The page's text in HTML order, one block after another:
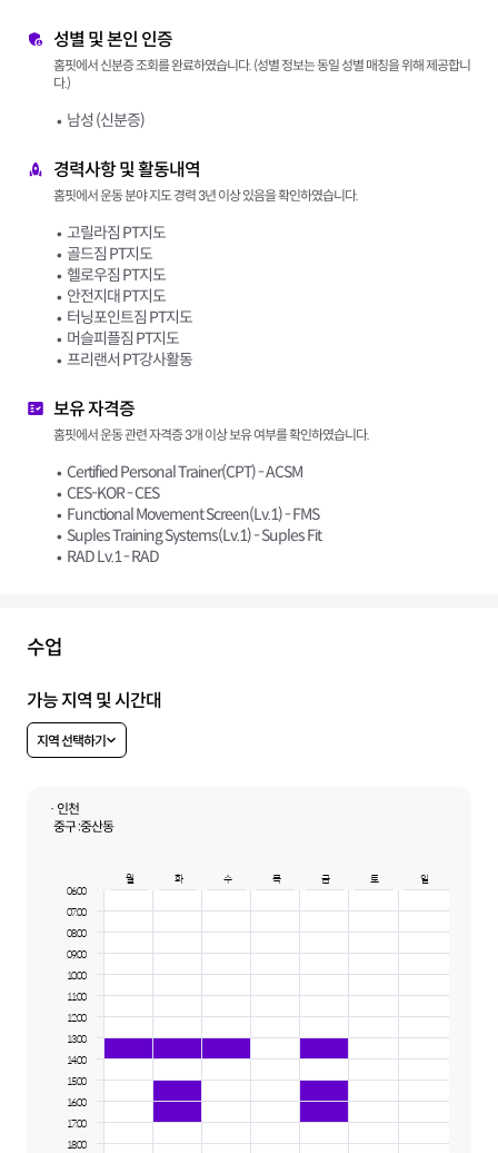
성별 및 본인 인증
홈핏에서 신분증 조회를 완료하였습니다. (성별 정보는 동일 성별 매칭을 위해 제공합니
다.)
남성 (신분증)
경력사항 및 활동내역
홈핏에서 운동 분야 지도 경력 3년 이상 있음을 확인하였습니다.
고릴라짐 PT지도
골드짐 PT지도
헬로우짐 PT지도
안전지대 PT지도
터닝포인트짐 PT지도
머슬피플짐 PT지도
프리랜서 PT강사활동
보유 자격증
홈핏에서 운동 관련 자격증 3개 이상 보유 여부를 확인하였습니다.
Certified Personal Trainer(CPT) - ACSM
CES-KOR - CES
Functional Movement Screen(Lv.1) - FMS
Suples Training Systems(Lv.1) - Suples Fit
RAD Lv.1 - RAD
수업
가능 지역 및 시간대
지역 선택하기
· 인천
중구 :중산동
월 화 수 목 금 토
일
06:00
07:00
08:00
09:00
10:00
11:00
12:00
13:00
14:00
15:00
16:00
17:00
18:00